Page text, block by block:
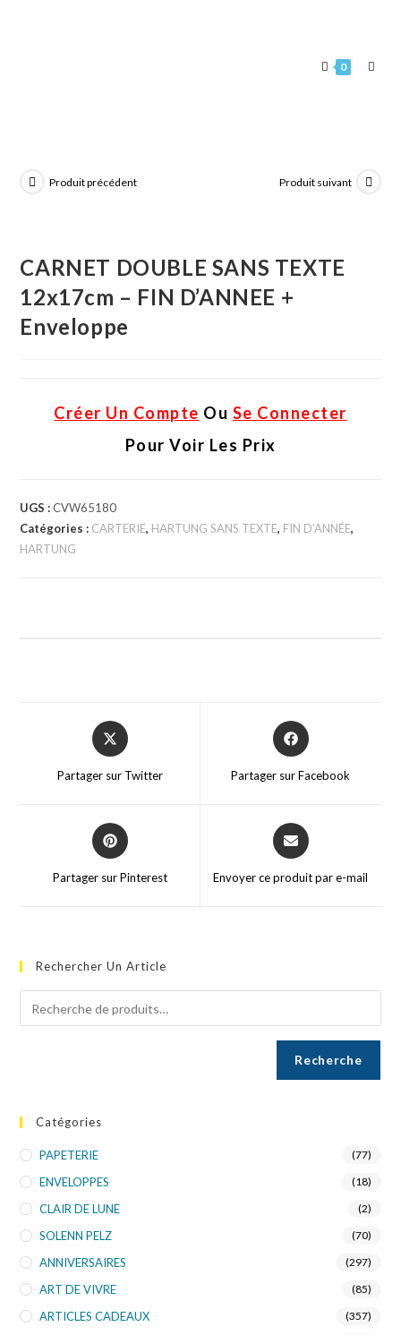
0
Produit précédent Produit suivant
CARNET DOUBLE SANS TEXTE
12x17cm – FIN D’ANNEE +
Enveloppe
Créer Un Compte Ou Se Connecter
Pour Voir Les Prix
UGS :CVW65180
Catégories : CARTERIE, HARTUNG SANS TEXTE, FIN D’ANNÉE,
HARTUNG
Partager sur Twitter Partager sur Facebook
Partager sur Pinterest Envoyer ce produit par e-mail
Rechercher Un Article
Recherche
Catégories
PAPETERIE (77)
ENVELOPPES (18)
CLAIR DE LUNE (2)
SOLENN PELZ (70)
ANNIVERSAIRES (297)
ART DE VIVRE (85)
ARTICLES CADEAUX (357)